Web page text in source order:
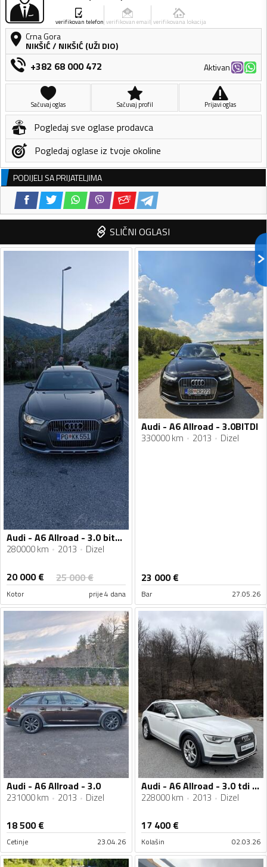
verifikovan telefon verifikovan email verifikovana lokacija
Crna Gora
NIKŠIĆ/ NIKŠIĆ (UŽI DIO)
+382 68 000 472 Aktivan
Sačuvaj oglas Sačuvaj profil Prijavi oglas
Pogledaj sve oglase prodavca
Pogledaj oglase iz tvoje okoline
PODIJELI SA PRIJATELJIMA
SLIČNI OGLASI
Audi - A6 Allroad - 3.0 biturbo 313ks
280000 km 2013 Dizel
20 000€ 25 000€
Kotor prije 4 dana
Audi - A6 Allroad - 3.0BITDI
330000 km 2013 Dizel
23 000€
Bar 27.05.26
Audi - A6 Allroad - 3.0
231000 km 2013 Dizel
18 500€
Cetinje 23.04.26
Audi - A6 Allroad - 3.0 tdi quatro
228000 km 2013 Dizel
17 400€
Kolašin 02.03.26